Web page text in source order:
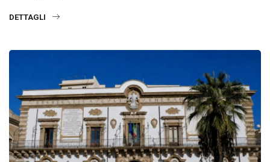
DETTAGLI